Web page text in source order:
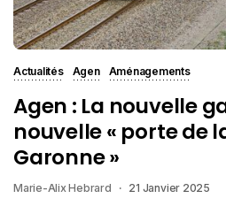
Actualités Agen Aménagements
Agen : La nouvelle
nouvelle « porte de
Garonne »
Marie-Alix Hebrard 21 Janvier 2025